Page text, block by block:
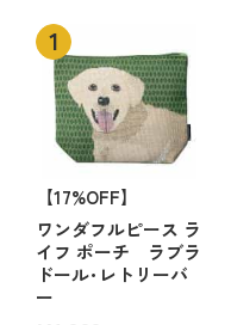
【17%OFF】
ワンダフルピース ラ
イフ ポーチ ラブラ
ドール･レトリーバ
ー